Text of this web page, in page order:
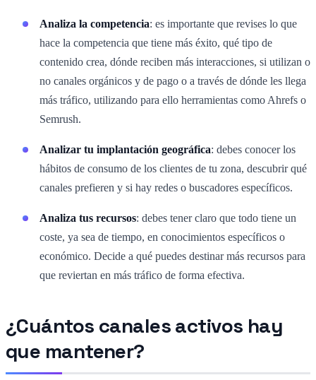
Analiza la competencia: es importante que revises lo que
hace la competencia que tiene más éxito, qué tipo de
contenido crea, dónde reciben más interacciones, si utilizan o
no canales orgánicos y de pago o a través de dónde les llega
más tráfico, utilizando para ello herramientas como Ahrefs o
Semrush.
Analizar tu implantación geográfica: debes conocer los
hábitos de consumo de los clientes de tu zona, descubrir qué
canales prefieren y si hay redes o buscadores específicos.
Analiza tus recursos: debes tener claro que todo tiene un
coste, ya sea de tiempo, en conocimientos específicos o
económico. Decide a qué puedes destinar más recursos para
que reviertan en más tráfico de forma efectiva.
¿Cuántos canales activos hay
que mantener?